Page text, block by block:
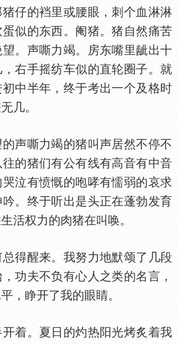
仔的裆里或腰眼，刺个血淋淋
似的东西。阉猪。猪自然痛苦
。声嘶力竭。房东嘴里龇出十
，右手摇纺车似的直轮圈子。就
中半年，终于考出一个及格时
几。
嘶力竭的猪叫声居然不停不
的猪们有公有线有高音有中音
泣有愤慨的咆哮有懦弱的哀求
。终于听出是头正在蓬勃发育
生活权力的肉猪在叫唤。
醒来。我努力地默颂了几段
功夫不负有心人之类的名言，
平，睁开了我的眼睛。
。夏日的灼热阳光烤炙着我